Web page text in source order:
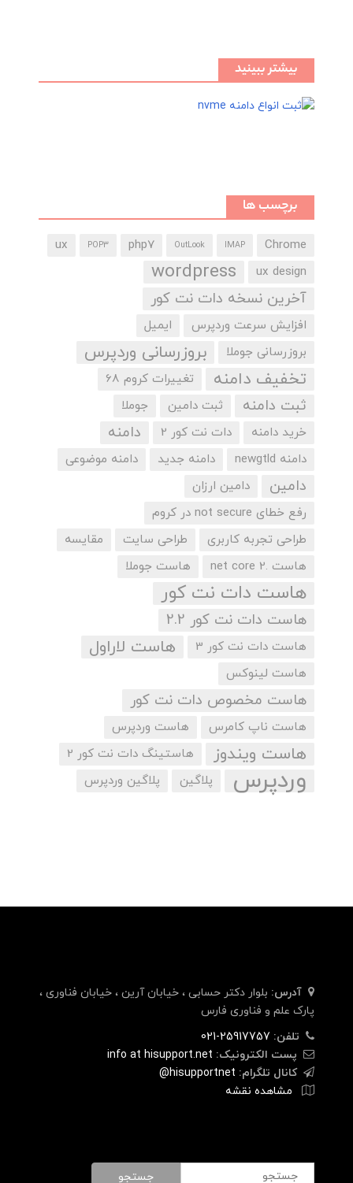
بیشتر ببینید
برچسب ها
Chrome
IMAP
OutLook
php7
POP3
ux
ux design
wordpress
آخرین نسخه دات نت کور
افزایش سرعت وردپرس
ایمیل
بروزرسانی جوملا
بروزرسانی وردپرس
تخفیف دامنه
تغییرات کروم 68
ثبت دامنه ثبت دامین
جوملا
خرید دامنه
دات نت کور 2 دامنه
دامنه newgtld دامنه جدید دامنه موضوعی
دامین
دامین ارزان
رفع خطای not secure در کروم
طراحی تجربه کاربری
طراحی سایت
مقایسه
هاست .net core 2
هاست جوملا
هاست دات نت کور
هاست دات نت کور 2.2
هاست دات نت کور 3 هاست لاراول
هاست لینوکس
هاست مخصوص دات نت کور
هاست ناپ کامرس هاست وردپرس
هاست ویندوز هاستینگ دات نت کور 2
وردپرس پلاگین پلاگین وردپرس
آدرس: بلوار دکتر حسابی ، خیابان آرین ، خیابان فناوری ،
پارک علم و فناوری فارس
تلفن: 25917757-021
پست الکترونیک: info at hisupport.net
کانال تلگرام: hisupportnet@
مشاهده نقشه
جستجو